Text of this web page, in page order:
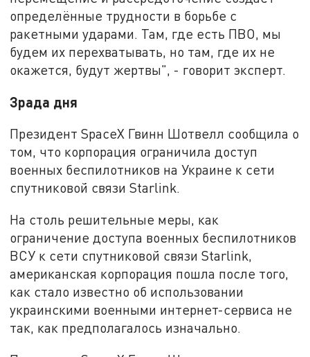
определённые трудности в борьбе с
ракетными ударами. Там, где есть ПВО, мы
будем их перехватывать, но там, где их не
окажется, будут жертвы", ­- говорит эксперт.
Зрада дня
Президент SpaceX Гвинн Шотвелл сообщила о
том, что корпорация ограничила доступ
военных беспилотников на Украине к сети
спутниковой связи Starlink.
На столь решительные меры, как
ограничение доступа военных беспилотников
ВСУ к сети спутниковой связи Starlink,
американская корпорация пошла после того,
как стало известно об использовании
украинскими военными интернет-сервиса не
так, как предполагалось изначально.